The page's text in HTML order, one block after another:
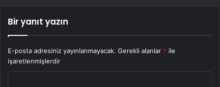
Bir yanıt yazın
E-posta adresiniz yayınlanmayacak. Gerekli alanlar * ile
işaretlenmişlerdir